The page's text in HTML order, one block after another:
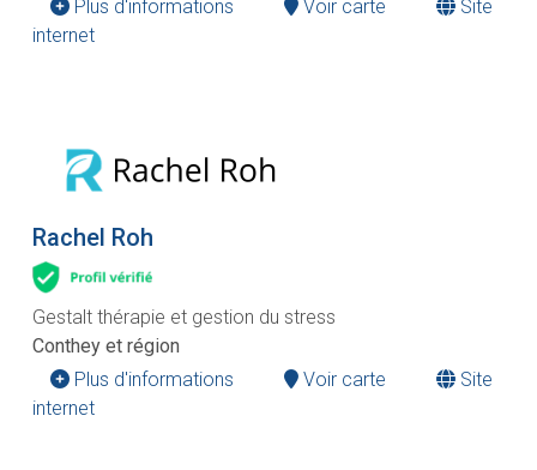
Plus d'informations
Voir carte
Site
internet
Rachel Roh
Gestalt thérapie et gestion du stress
Conthey et région
Plus d'informations
Voir carte
Site
internet